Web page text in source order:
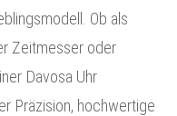
Ob als
Zeitmesser oder
Davosa Uhr
Präzision, hochwertige